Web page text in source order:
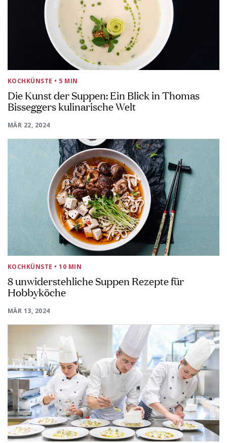
KOCHKÜNSTE • 5 MIN
Die Kunst der Suppen: Ein Blick in Thomas
Bisseggers kulinarische Welt
MÄR 22, 2024
KOCHKÜNSTE • 10 MIN
8 unwiderstehliche Suppen Rezepte für
Hobbyköche
MÄR 13, 2024